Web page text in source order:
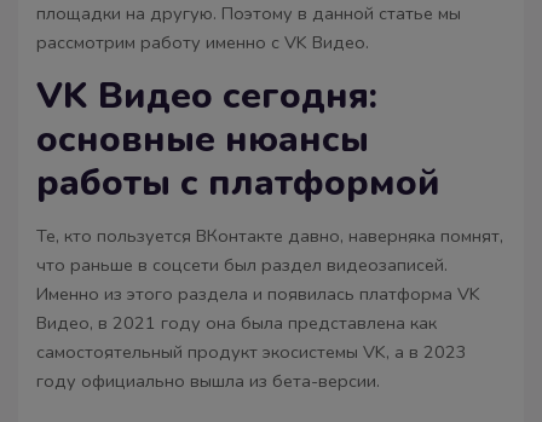
площадки на другую. Поэтому в данной статье мы
рассмотрим работу именно с VK Видео.
VK Видео сегодня:
основные нюансы
работы с платформой
Те, кто пользуется ВКонтакте давно, наверняка помнят,
что раньше в соцсети был раздел видеозаписей.
Именно из этого раздела и появилась платформа VK
Видео, в 2021 году она была представлена как
самостоятельный продукт экосистемы VK, а в 2023
году официально вышла из бета-версии.